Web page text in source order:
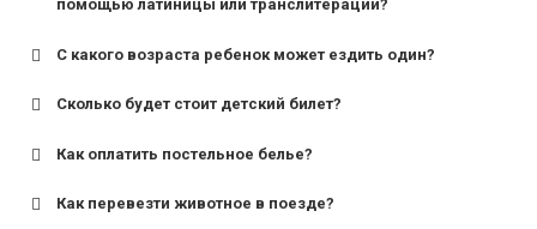
помощью латиницы или транслитерации?
С какого возраста ребенок может ездить один?
для поездов дальнего следования — от 10 лет и
для пригородных поездов — от 7 лет.
Сколько будет стоит детский билет?
Как оплатить постельное белье?
Как перевезти животное в поезде?